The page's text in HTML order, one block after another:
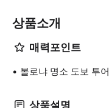
상품소개
매력포인트
볼로냐 명소 도보 투어
상품설명